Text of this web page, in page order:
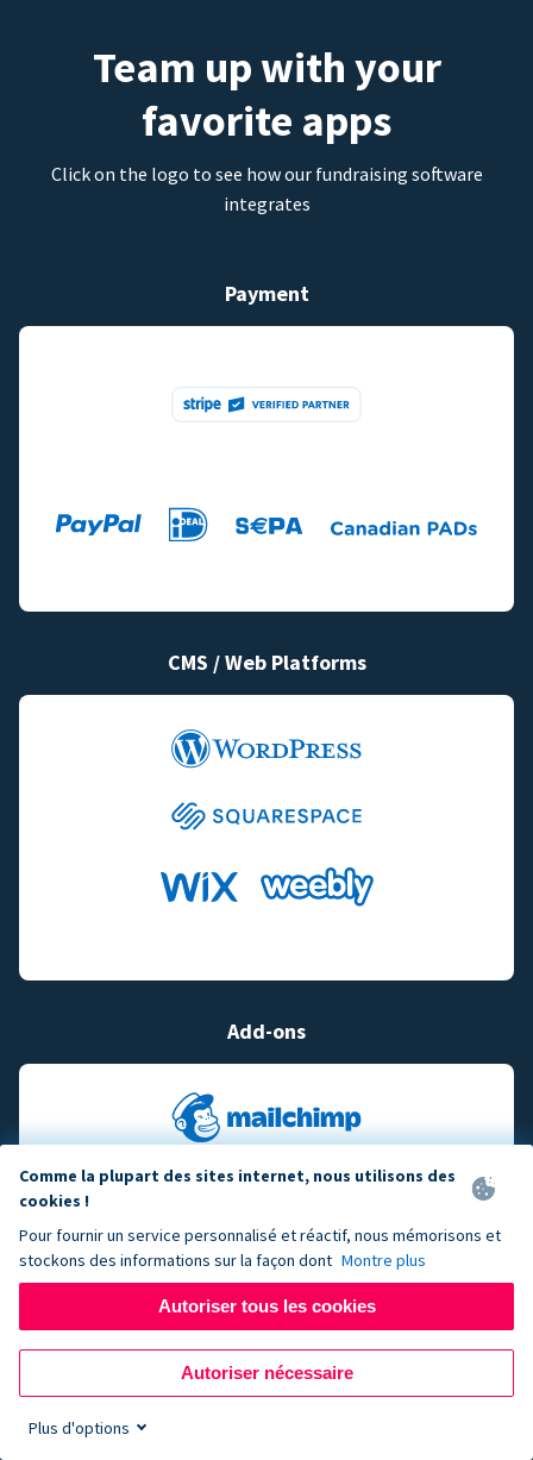
Team up with your
favorite apps
Click on the logo to see how our fundraising software
integrates
Payment
CMS / Web Platforms
Add-ons
Comme la plupart des sites internet, nous utilisons des
cookies !
Pour fournir un service personnalisé et réactif, nous mémorisons et
stockons des informations sur la façon dont Montre plus
Autoriser tous les cookies
Autoriser nécessaire
Plus d'options